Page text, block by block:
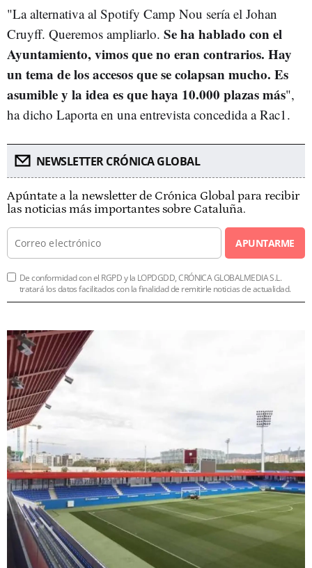
"La alternativa al Spotify Camp Nou sería el Johan
Cruyff. Queremos ampliarlo. Se ha hablado con el
Ayuntamiento, vimos que no eran contrarios. Hay
un tema de los accesos que se colapsan mucho. Es
asumible y la idea es que haya 10.000 plazas más",
ha dicho Laporta en una entrevista concedida a Rac1.
NEWSLETTER CRÓNICA GLOBAL
Apúntate a la newsletter de Crónica Global para recibir
las noticias más importantes sobre Cataluña.
APUNTARME
De conformidad con el RGPD y la LOPDGDD, CRÓNICA GLOBALMEDIA S.L.
tratará los datos facilitados con la finalidad de remitirle noticias de actualidad.